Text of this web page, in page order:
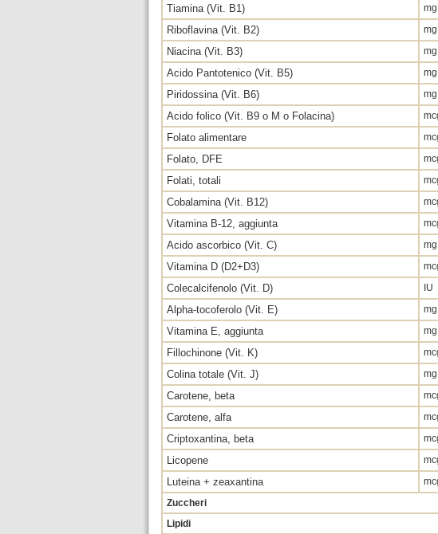
Tiamina (Vit. B1) mg
Riboflavina (Vit. B2) mg
Niacina (Vit. B3) mg
Acido Pantotenico (Vit. B5) mg
Piridossina (Vit. B6) mg
Acido folico (Vit. B9 o M o Folacina)
Folato alimentare
Folato, DFE
Folati, totali
Cobalamina (Vit. B12)
Vitamina B-12, aggiunta
Acido ascorbico (Vit. C) mg
Vitamina D (D2+D3)
Colecalcifenolo (Vit. D) IU
Alpha-tocoferolo (Vit. E) mg
Vitamina E, aggiunta mg
Fillochinone (Vit. K)
Colina totale (Vit. J) mg
Carotene, beta
Carotene, alfa
Criptoxantina, beta
Licopene
Luteina + zeaxantina
Zuccheri
Lipidi